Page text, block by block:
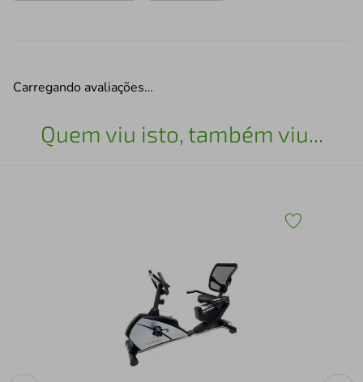
Carregando avaliações…
Quem viu isto, também viu...